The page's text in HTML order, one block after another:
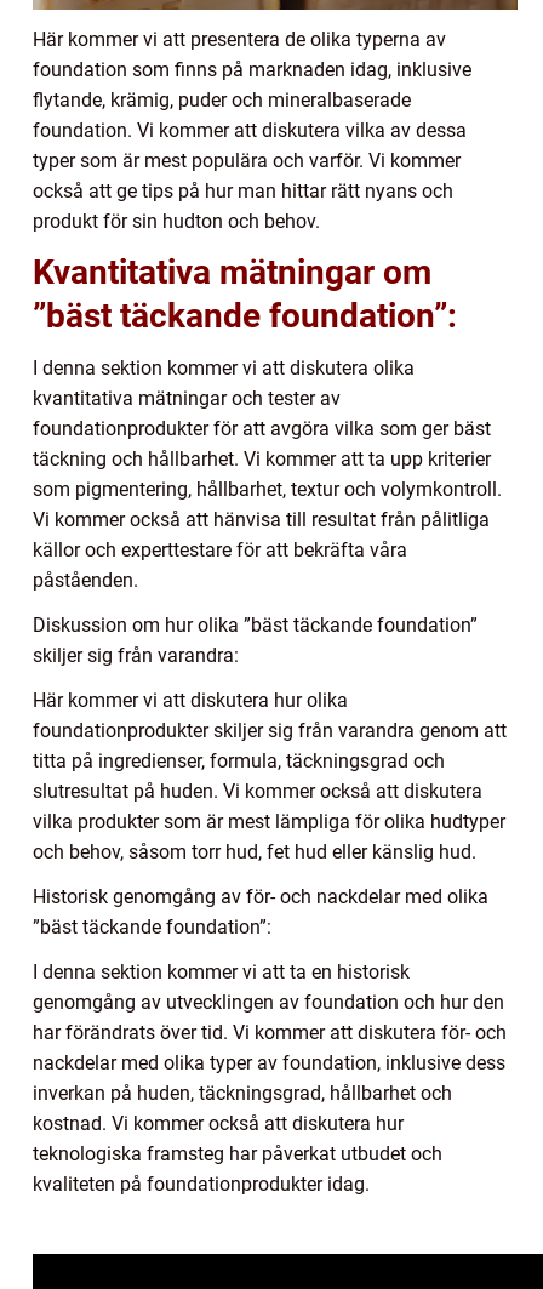
Här kommer vi att presentera de olika typerna av
foundation som finns på marknaden idag, inklusive
flytande, krämig, puder och mineralbaserade
foundation. Vi kommer att diskutera vilka av dessa
typer som är mest populära och varför. Vi kommer
också att ge tips på hur man hittar rätt nyans och
produkt för sin hudton och behov.
Kvantitativa mätningar om
”bäst täckande foundation”:
I denna sektion kommer vi att diskutera olika
kvantitativa mätningar och tester av
foundationprodukter för att avgöra vilka som ger bäst
täckning och hållbarhet. Vi kommer att ta upp kriterier
som pigmentering, hållbarhet, textur och volymkontroll.
Vi kommer också att hänvisa till resultat från pålitliga
källor och experttestare för att bekräfta våra
påståenden.
Diskussion om hur olika ”bäst täckande foundation”
skiljer sig från varandra:
Här kommer vi att diskutera hur olika
foundationprodukter skiljer sig från varandra genom att
titta på ingredienser, formula, täckningsgrad och
slutresultat på huden. Vi kommer också att diskutera
vilka produkter som är mest lämpliga för olika hudtyper
och behov, såsom torr hud, fet hud eller känslig hud.
Historisk genomgång av för- och nackdelar med olika
”bäst täckande foundation”:
I denna sektion kommer vi att ta en historisk
genomgång av utvecklingen av foundation och hur den
har förändrats över tid. Vi kommer att diskutera för- och
nackdelar med olika typer av foundation, inklusive dess
inverkan på huden, täckningsgrad, hållbarhet och
kostnad. Vi kommer också att diskutera hur
teknologiska framsteg har påverkat utbudet och
kvaliteten på foundationprodukter idag.